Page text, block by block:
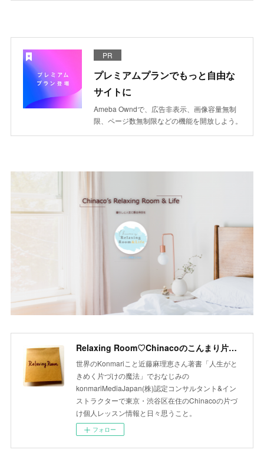
PR
プレミアムプランでもっと自由な
サイトに
Ameba Owndで、広告非表示、画像容量無制
限、ページ数無制限などの機能を開放しよう。
Relaxing Room♡Chinacoのこんまり片づけLesson
世界のKonmariこと近藤麻理恵さん著書「人生がと
きめく片づけの魔法」でおなじみの
konmariMediaJapan(株)認定コンサルタント&イン
ストラクターで東京・渋谷区在住のChinacoの片づ
け個人レッスン情報と日々思うこと。
フォロー